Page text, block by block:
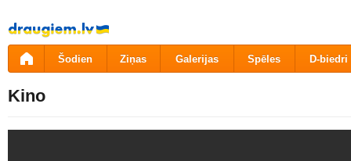
Pāriet
uz
saturu
Šodien Ziņas Galerijas Spēles D-biedri
Kino